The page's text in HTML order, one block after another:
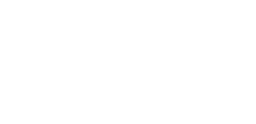
eine Zustimmung nicht
wird
nicht ausgeschlossen.